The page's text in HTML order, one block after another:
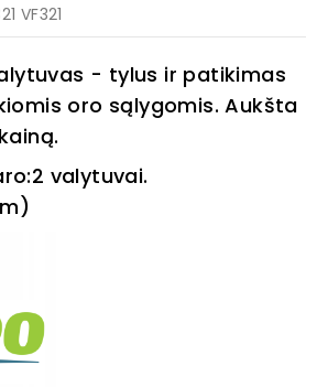
VF321
- tylus ir patikimas
oro sąlygomis. Aukšta
2 valytuvai.